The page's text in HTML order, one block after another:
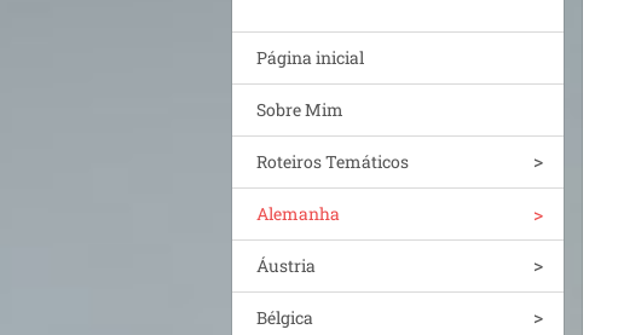
Página inicial
Sobre Mim
Roteiros Temáticos
Alemanha
Áustria
Bélgica